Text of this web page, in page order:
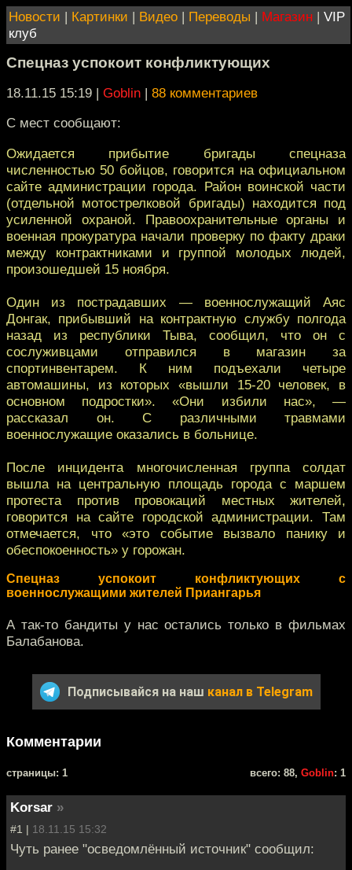
Новости | Картинки | Видео | Переводы | Магазин | VIP
клуб
Спецназ успокоит конфликтующих
18.11.15 15:19 | Goblin | 88 комментариев
С мест сообщают:
Ожидается прибытие бригады спецназа
численностью 50 бойцов, говорится на официальном
сайте администрации города. Район воинской части
(отдельной мотострелковой бригады) находится под
усиленной охраной. Правоохранительные органы и
военная прокуратура начали проверку по факту драки
между контрактниками и группой молодых людей,
произошедшей 15 ноября.
Один из пострадавших — военнослужащий Аяс
Донгак, прибывший на контрактную службу полгода
назад из республики Тыва, сообщил, что он с
сослуживцами отправился в магазин за
спортинвентарем. К ним подъехали четыре
автомашины, из которых «вышли 15-20 человек, в
основном подростки». «Они избили нас», —
рассказал он. С различными травмами
военнослужащие оказались в больнице.
После инцидента многочисленная группа солдат
вышла на центральную площадь города с маршем
протеста против провокаций местных жителей,
говорится на сайте городской администрации. Там
отмечается, что «это событие вызвало панику и
обеспокоенность» у горожан.
Спецназ успокоит конфликтующих с
военнослужащими жителей Приангарья
А так-то бандиты у нас остались только в фильмах
Балабанова.
Подписывайся на наш канал в Telegram
Комментарии
cтраницы: 1 всего: 88, Goblin: 1
Korsar »
#1 | 18.11.15 15:32
Чуть ранее "осведомлённый источник" сообщил: